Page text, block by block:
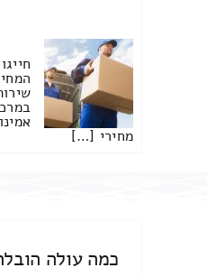
מחירי […]
כמה עולה